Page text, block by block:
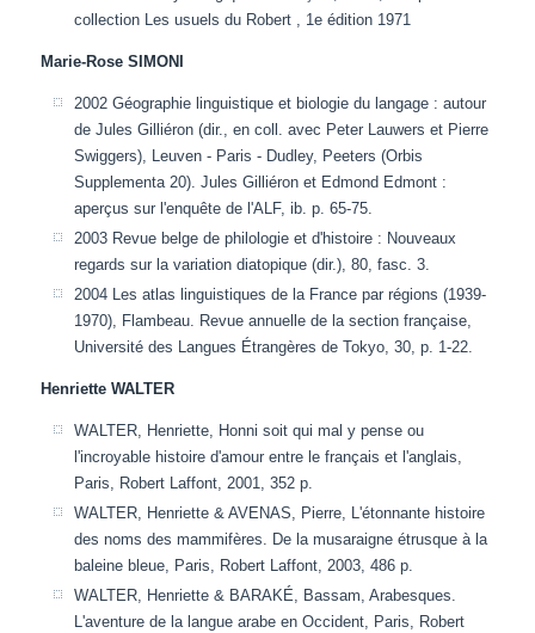
collection Les usuels du Robert , 1e édition 1971
Marie-Rose SIMONI
2002 Géographie linguistique et biologie du langage : autour
de Jules Gilliéron (dir., en coll. avec Peter Lauwers et Pierre
Swiggers), Leuven - Paris - Dudley, Peeters (Orbis
Supplementa 20). Jules Gilliéron et Edmond Edmont :
aperçus sur l'enquête de l'ALF, ib. p. 65-75.
2003 Revue belge de philologie et d'histoire : Nouveaux
regards sur la variation diatopique (dir.), 80, fasc. 3.
2004 Les atlas linguistiques de la France par régions (1939-
1970), Flambeau. Revue annuelle de la section française,
Université des Langues Étrangères de Tokyo, 30, p. 1-22.
Henriette WALTER
WALTER, Henriette, Honni soit qui mal y pense ou
l'incroyable histoire d'amour entre le français et l'anglais,
Paris, Robert Laffont, 2001, 352 p.
WALTER, Henriette & AVENAS, Pierre, L'étonnante histoire
des noms des mammifères. De la musaraigne étrusque à la
baleine bleue, Paris, Robert Laffont, 2003, 486 p.
WALTER, Henriette & BARAKÉ, Bassam, Arabesques.
L'aventure de la langue arabe en Occident, Paris, Robert